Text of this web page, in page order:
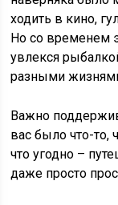
ходить в кино,
Но со временем
увлекся
разными
Важно
вас было что-то,
что угодно –
даже просто